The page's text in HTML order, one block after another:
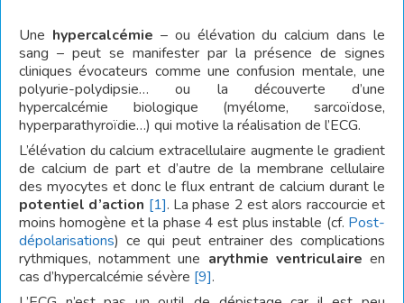
Une hypercalcémie – ou élévation du calcium dans le
sang – peut se manifester par la présence de signes
cliniques évocateurs comme une confusion mentale, une
polyurie-polydipsie… ou la découverte d’une
hypercalcémie biologique (myélome, sarcoïdose,
hyperparathyroïdie…) qui motive la réalisation de l’ECG.
L’élévation du calcium extracellulaire augmente le gradient
de calcium de part et d’autre de la membrane cellulaire
des myocytes et donc le flux entrant de calcium durant le
potentiel d’action [1]. La phase 2 est alors raccourcie et
moins homogène et la phase 4 est plus instable (cf. Post-
dépolarisations) ce qui peut entrainer des complications
rythmiques, notamment une arythmie ventriculaire en
cas d’hypercalcémie sévère [9].